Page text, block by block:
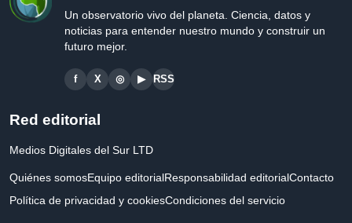
Un observatorio vivo del planeta. Ciencia, datos y
noticias para entender nuestro mundo y construir un
futuro mejor.
f X ◎ ▶ RSS
Red editorial
Medios Digitales del Sur LTD
Quiénes somosEquipo editorialResponsabilidad editorialContacto
Política de privacidad y cookiesCondiciones del servicio